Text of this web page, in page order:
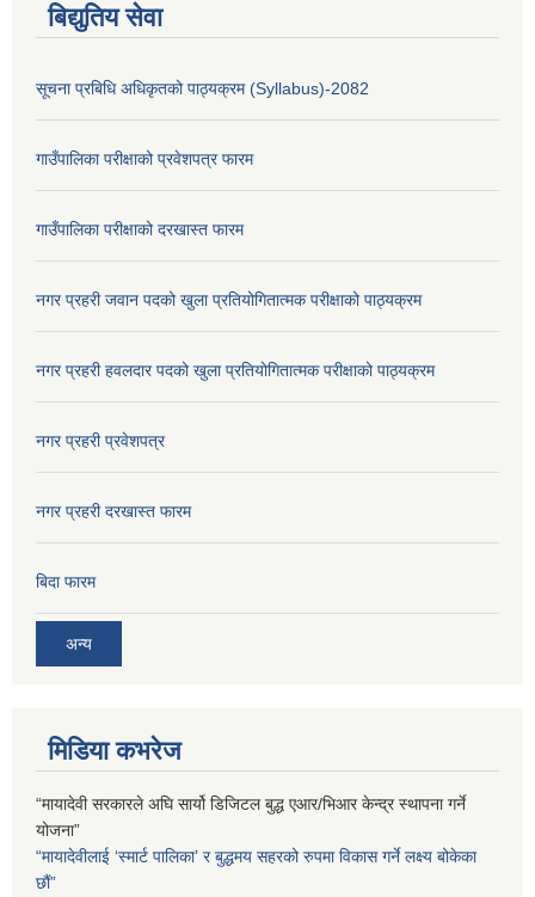
बिद्युतिय सेवा
सूचना प्रबिधि अधिकृतको पाठ्यक्रम (Syllabus)-2082
गाउँपालिका परीक्षाको प्रवेशपत्र फारम
गाउँपालिका परीक्षाको दरखास्त फारम
नगर प्रहरी जवान पदको खुला प्रतियोगितात्मक परीक्षाको पाठ्यक्रम
नगर प्रहरी हवलदार पदको खुला प्रतियोगितात्मक परीक्षाको पाठ्यक्रम
नगर प्रहरी प्रवेशपत्र
नगर प्रहरी दरखास्त फारम
बिदा फारम
अन्य
मिडिया कभरेज
“मायादेवी सरकारले अघि सार्यो डिजिटल बुद्ध एआर/भिआर केन्द्र स्थापना गर्ने
योजना”
“मायादेवीलाई ‘स्मार्ट पालिका’ र बुद्धमय सहरको रुपमा विकास गर्ने लक्ष्य बोकेका
छौं”